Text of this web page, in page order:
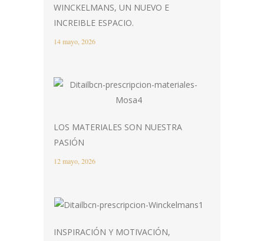
WINCKELMANS, UN NUEVO E
INCREIBLE ESPACIO.
14 mayo, 2026
LOS MATERIALES SON NUESTRA
PASIÓN
12 mayo, 2026
INSPIRACIÓN Y MOTIVACIÓN,